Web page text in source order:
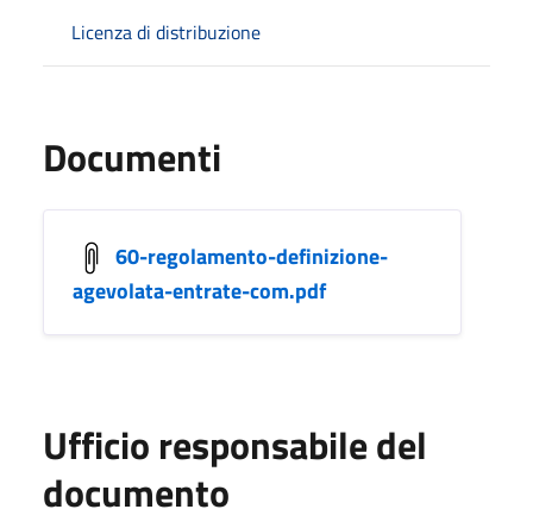
Licenza di distribuzione
Documenti
60-regolamento-definizione-
agevolata-entrate-com.pdf
Ufficio responsabile del
documento